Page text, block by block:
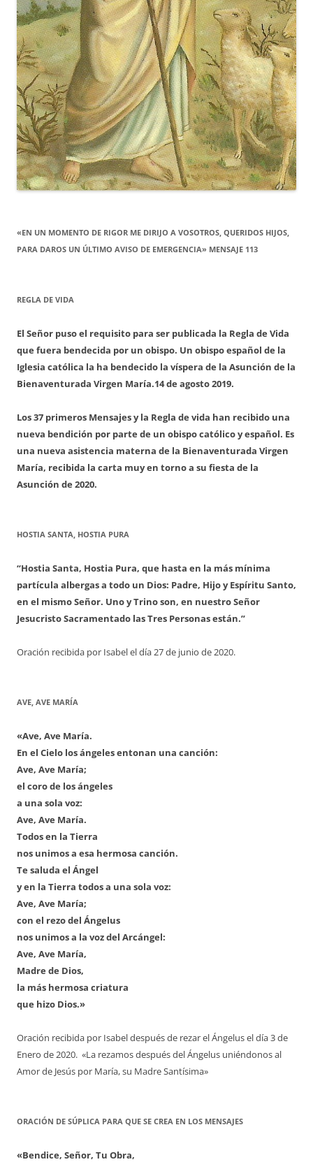
«EN UN MOMENTO DE RIGOR ME DIRIJO A VOSOTROS, QUERIDOS HIJOS,
PARA DAROS UN ÚLTIMO AVISO DE EMERGENCIA» MENSAJE 113
REGLA DE VIDA
El Señor puso el requisito para ser publicada la Regla de Vida
que fuera bendecida por un obispo. Un obispo español de la
Iglesia católica la ha bendecido la víspera de la Asunción de la
Bienaventurada Virgen María.14 de agosto 2019.
Los 37 primeros Mensajes y la Regla de vida han recibido una
nueva bendición por parte de un obispo católico y español. Es
una nueva asistencia materna de la Bienaventurada Virgen
María, recibida la carta muy en torno a su fiesta de la
Asunción de 2020.
HOSTIA SANTA, HOSTIA PURA
“Hostia Santa, Hostia Pura, que hasta en la más mínima
partícula albergas a todo un Dios: Padre, Hijo y Espíritu Santo,
en el mismo Señor. Uno y Trino son, en nuestro Señor
Jesucristo Sacramentado las Tres Personas están.”
Oración recibida por Isabel el día 27 de junio de 2020.
AVE, AVE MARÍA
«Ave, Ave María.
En el Cielo los ángeles entonan una canción:
Ave, Ave María;
el coro de los ángeles
a una sola voz:
Ave, Ave María.
Todos en la Tierra
nos unimos a esa hermosa canción.
Te saluda el Ángel
y en la Tierra todos a una sola voz:
Ave, Ave María;
con el rezo del Ángelus
nos unimos a la voz del Arcángel:
Ave, Ave María,
Madre de Dios,
la más hermosa criatura
que hizo Dios.»
Oración recibida por Isabel después de rezar el Ángelus el día 3 de
Enero de 2020. «La rezamos después del Ángelus uniéndonos al
Amor de Jesús por María, su Madre Santísima»
ORACIÓN DE SÚPLICA PARA QUE SE CREA EN LOS MENSAJES
«Bendice, Señor, Tu Obra,